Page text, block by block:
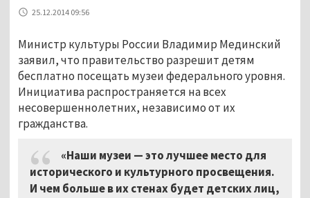
25.12.2014 09:56
Министр культуры России Владимир Мединский
заявил, что правительство разрешит детям
бесплатно посещать музеи федерального уровня.
Инициатива распространяется на всех
несовершеннолетних, независимо от их
гражданства.
«Наши музеи — это лучшее место для
исторического и культурного просвещения.
И чем больше в их стенах будет детских лиц,